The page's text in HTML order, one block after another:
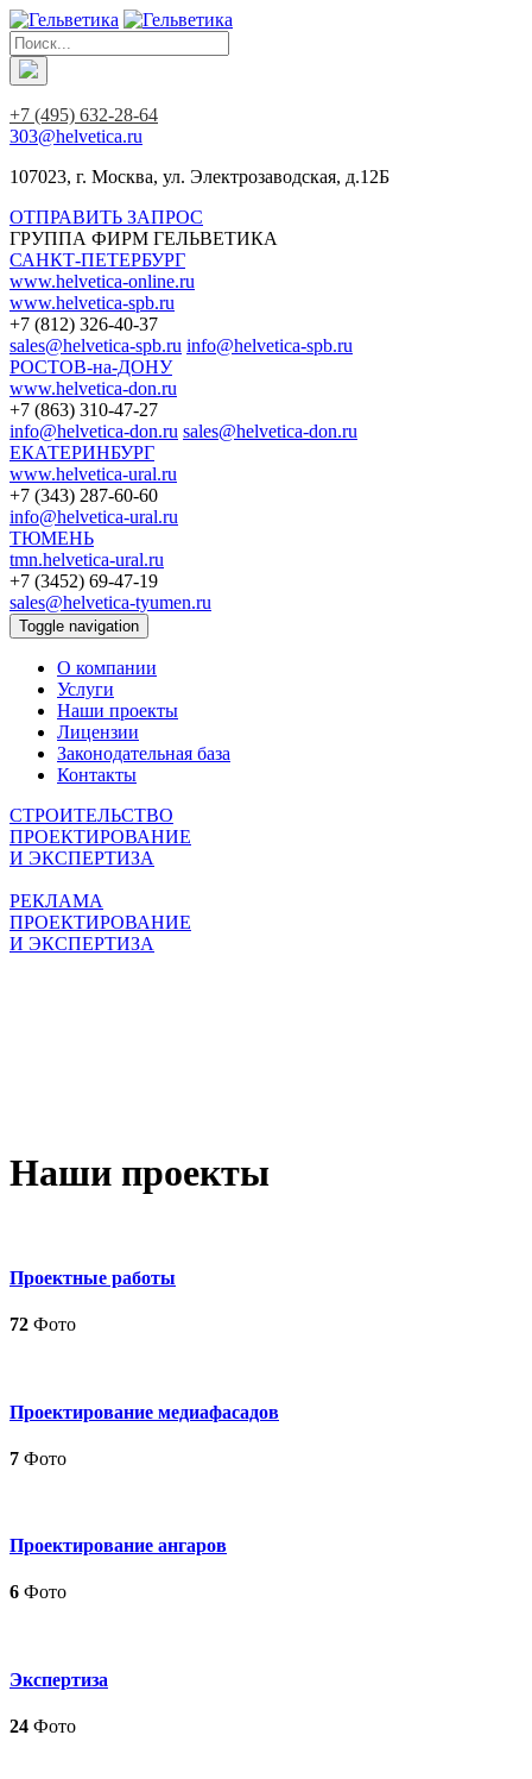
+7 (495) 632-28-64
303@helvetica.ru
107023, г. Москва, ул. Электрозаводская, д.12Б
ОТПРАВИТЬ ЗАПРОС
ГРУППА ФИРМ ГЕЛЬВЕТИКА
САНКТ-ПЕТЕРБУРГ
www.helvetica-online.ru
www.helvetica-spb.ru
+7 (812) 326-40-37
sales@helvetica-spb.ru info@helvetica-spb.ru
РОСТОВ-на-ДОНУ
www.helvetica-don.ru
+7 (863) 310-47-27
info@helvetica-don.ru sales@helvetica-don.ru
ЕКАТЕРИНБУРГ
www.helvetica-ural.ru
+7 (343) 287-60-60
info@helvetica-ural.ru
ТЮМЕНЬ
tmn.helvetica-ural.ru
+7 (3452) 69-47-19
sales@helvetica-tyumen.ru
Toggle navigation
О компании
Услуги
Наши проекты
Лицензии
Законодательная база
Контакты
СТРОИТЕЛЬСТВО
ПРОЕКТИРОВАНИЕ
И ЭКСПЕРТИЗА
РЕКЛАМА
ПРОЕКТИРОВАНИЕ
И ЭКСПЕРТИЗА
Наши проекты
Проектные работы
72 Фото
Проектирование медиафасадов
7 Фото
Проектирование ангаров
6 Фото
Экспертиза
24 Фото